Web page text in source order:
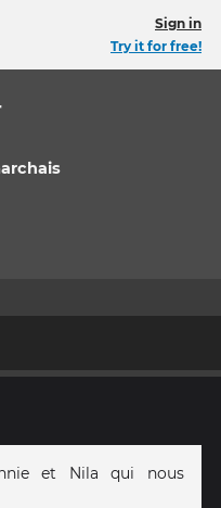
Sign in
Try it for free!
et Nila qui nous